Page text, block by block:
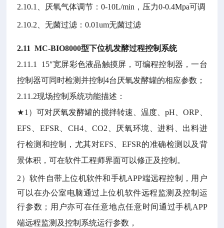
2.10.1、 厌氧气体调节：0-10L/min ，压力0-0.4Mpa可调
2.10.2、无菌过滤：0.01um无菌过滤
2.11 MC-BIO8000型下位机发酵过程控制系统
2.11.1 15″宽屏彩色液晶触摸屏，可编程控制器，一台
控制器可同时检测并控制4台厌氧发酵罐的相应参数；
2.11.2现场控制系统功能描述：
★1 ）可对厌氧发酵罐的搅拌转速、温度、pH 、ORP、
EFS
EFSR CH4、CO2 、厌氧环境、进料、出料进
行检测和控制，尤其对EFS EFSR的准确检测以及背
景体积，可在软件工程师界面可以修正及控制。
2 ） 软件自带上位机软件和手机APP端远程控制，用户
可以在办公室电脑通过上位机软件远程监测及控制运
行参数；用户亦可在任意地点任意时间通过手机APP
端远程监测及控制系统运行参数，